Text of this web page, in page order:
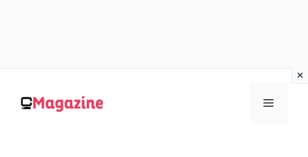
contenuto
MENU